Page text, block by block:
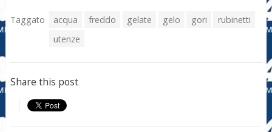
Taggato acqua freddo gelate gelo gori
rubinetti
utenze
Share this post